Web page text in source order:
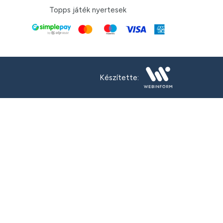
Topps játék nyertesek
Készítette: